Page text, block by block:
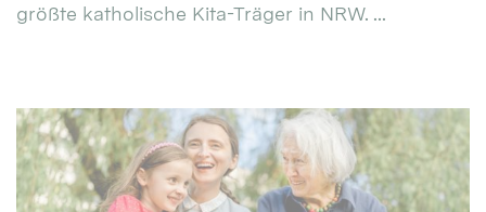
größte katholische Kita-Träger in NRW. ...